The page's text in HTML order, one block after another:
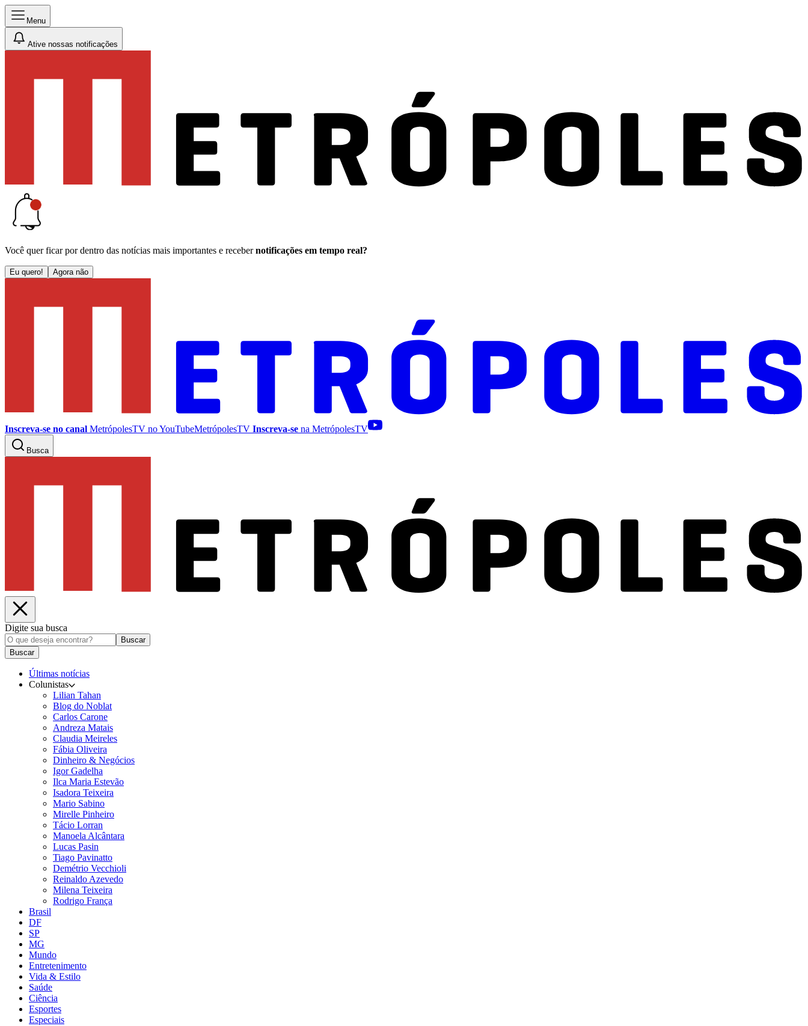
Menu
Ative nossas notificações
Você quer ficar por dentro das notícias mais importantes e receber notificações em tempo real?
Eu quero! Agora não
Inscreva-se no canal MetrópolesTV noYouTubeMetrópolesTV Inscreva-se na MetrópolesTV
Busca
Digite sua busca
Buscar
Buscar
Últimas notícias
Colunistas
Lilian Tahan
Blog do Noblat
Carlos Carone
Andreza Matais
Claudia Meireles
Fábia Oliveira
Dinheiro & Negócios
Igor Gadelha
Ilca Maria Estevão
Isadora Teixeira
Mario Sabino
Mirelle Pinheiro
Tácio Lorran
Manoela Alcântara
Lucas Pasin
Tiago Pavinatto
Demétrio Vecchioli
Reinaldo Azevedo
Milena Teixeira
Rodrigo França
Brasil
DF
SP
MG
Mundo
Entretenimento
Vida & Estilo
Saúde
Ciência
Esportes
Especiais